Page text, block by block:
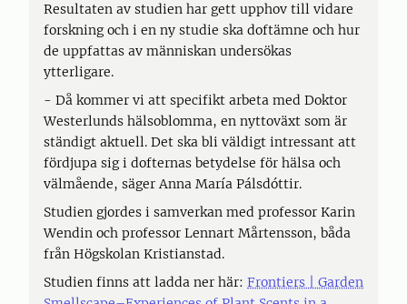
Resultaten av studien har gett upphov till vidare
forskning och i en ny studie ska doftämne och hur
de uppfattas av människan undersökas
ytterligare.
- Då kommer vi att specifikt arbeta med Doktor
Westerlunds hälsoblomma, en nyttoväxt som är
ständigt aktuell. Det ska bli väldigt intressant att
fördjupa sig i dofternas betydelse för hälsa och
välmående, säger Anna María Pálsdóttir.
Studien gjordes i samverkan med professor Karin
Wendin och professor Lennart Mårtensson, båda
från Högskolan Kristianstad.
Studien finns att ladda ner här: Frontiers | Garden